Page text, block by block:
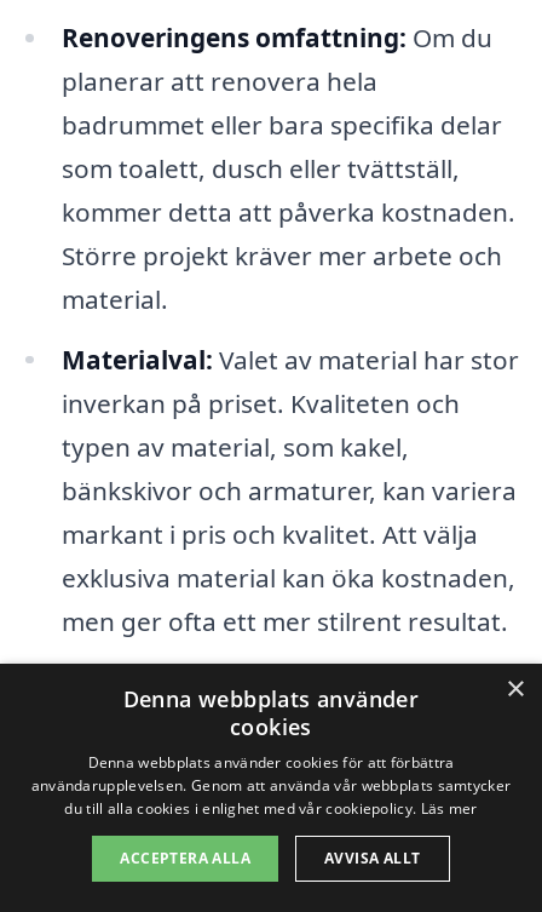
Renoveringens omfattning: Om du
planerar att renovera hela
badrummet eller bara specifika delar
som toalett, dusch eller tvättställ,
kommer detta att påverka kostnaden.
Större projekt kräver mer arbete och
material.
Materialval: Valet av material har stor
inverkan på priset. Kvaliteten och
typen av material, som kakel,
bänkskivor och armaturer, kan variera
markant i pris och kvalitet. Att välja
exklusiva material kan öka kostnaden,
men ger ofta ett mer stilrent resultat.
arbetskraft beror på entreprenörens
erfarenhet och kompetens, samt den
tid det tar att genomföra
renoveringen. Det kan vara bra att
×
Denna webbplats använder
cookies
Denna webbplats använder cookies för att förbättra
användarupplevelsen. Genom att använda vår webbplats samtycker
du till alla cookies i enlighet med vår cookiepolicy. Läs mer
ACCEPTERA ALLA AVVISA ALLT